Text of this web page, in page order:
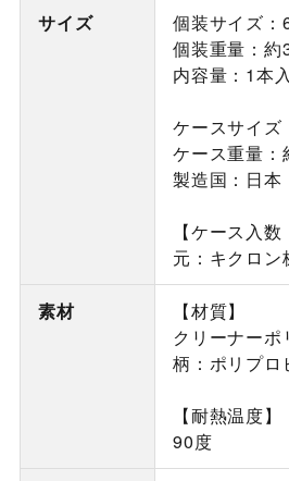
サイズ
個装サイズ
個装重量：約
内容量：1本入
ケースサイ
ケース重量：
製造国：日本
【ケース入
元：キクロン
素材
【材質】
クリーナーポ
柄：ポリプロ
【耐熱温度】
90度